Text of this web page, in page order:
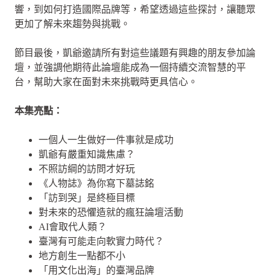
響，到如何打造國際品牌等，希望透過這些探討，讓聽眾
更加了解未來趨勢與挑戰。
節目最後，凱爺邀請所有對這些議題有興趣的朋友參加論
壇，並強調他期待此論壇能成為一個持續交流智慧的平
台，幫助大家在面對未來挑戰時更具信心。
本集亮點：
一個人一生做好一件事就是成功
凱爺有嚴重知識焦慮？
不照訪綱的訪問才好玩
《人物誌》為你寫下墓誌銘
「訪到哭」是終極目標
對未來的恐懼造就的瘋狂論壇活動
AI會取代人類？
臺灣有可能走向軟實力時代？
地方創生一點都不小
「用文化出海」的臺灣品牌